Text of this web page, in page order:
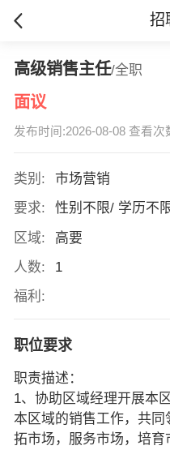
招
高级销售主任/全职
面议
发布时间:2026-08-08 查看次
类别:
市场营销
要求:
性别不限/ 学历不
区域:
高要
人数:
1
福利:
职位要求
职责描述：
1、协助区域经理开展本
本区域的销售工作，共
拓市场，服务市场，培育